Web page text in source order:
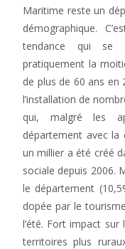
Maritime reste un
démographique.
tendance qui se
pratiquement la
de plus de 60 ans en
l’installation de
qui, malgré les
département avec la
un millier a été créé
sociale depuis 2006.
le département
dopée par le
l’été. Fort impact
territoires plus